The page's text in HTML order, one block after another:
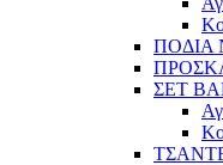
ΠΟΔΙΑ
ΣΕΤ